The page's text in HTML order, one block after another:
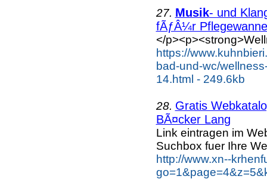
27. Musik- und
fÃƒÂ¼r
</
https://
bad-und-wc/
14.html - 249.6kb
28. Gratis
BÃ¤cker Lang
Link eintragen im
Suchbox fuer Ihre
http://www.xn--